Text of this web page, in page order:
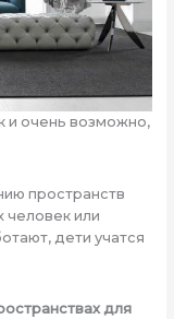
и очень возможно,
пространств
человек или
дети учатся
для